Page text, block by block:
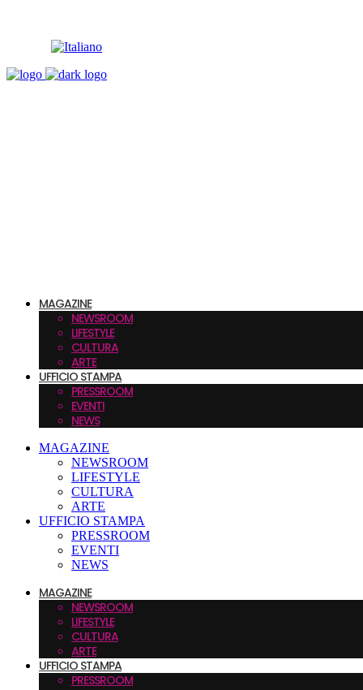
MAGAZINE
NEWSROOM
LIFESTYLE
CULTURA
ARTE
UFFICIO STAMPA
PRESSROOM
EVENTI
NEWS
MAGAZINE
NEWSROOM
LIFESTYLE
CULTURA
ARTE
UFFICIO STAMPA
PRESSROOM
EVENTI
NEWS
MAGAZINE
NEWSROOM
LIFESTYLE
CULTURA
ARTE
UFFICIO STAMPA
PRESSROOM